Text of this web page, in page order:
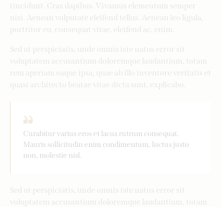
tincidunt. Cras dapibus. Vivamus elementum semper
nisi. Aenean vulputate eleifend tellus. Aenean leo ligula,
porttitor eu, consequat vitae, eleifend ac, enim.
Sed ut perspiciatis, unde omnis iste natus error sit
voluptatem accusantium doloremque laudantium, totam
rem aperiam eaque ipsa, quae ab illo inventore veritatis et
quasi architecto beatae vitae dicta sunt, explicabo.
Curabitur varius eros et lacus rutrum consequat.
Mauris sollicitudin enim condimentum, luctus justo
non, molestie nisl.
Sed ut perspiciatis, unde omnis iste natus error sit
voluptatem accusantium doloremque laudantium, totam